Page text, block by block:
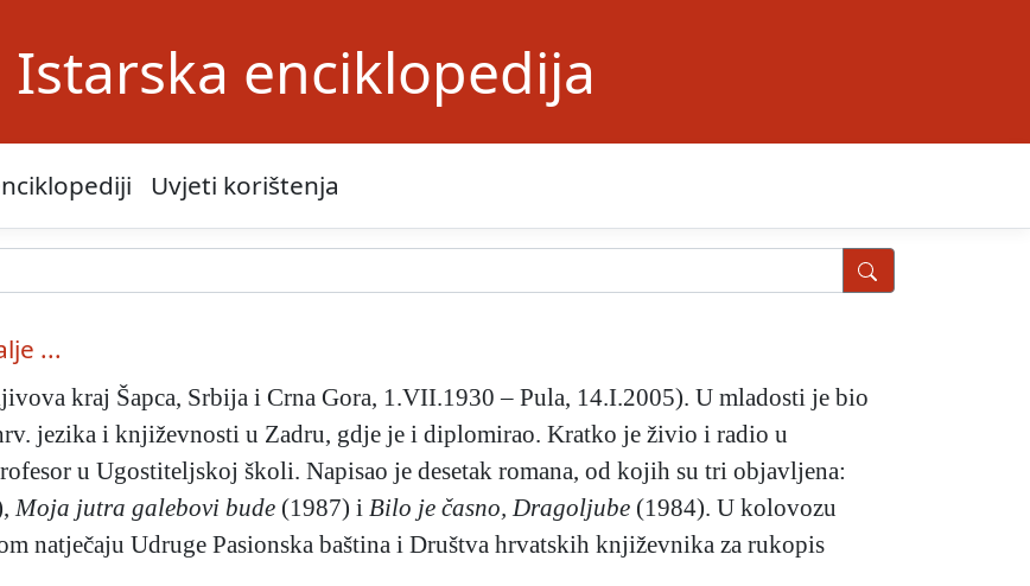
Istarska enciklopedija
Uvjeti korištenja
...
kraj Šapca, Srbija i Crna Gora, 1.VII.1930 – Pula, 14.I.2005). U mladosti je bio
jezika i književnosti u Zadru, gdje je i diplomirao. Kratko je živio i radio u
u Ugostiteljskoj školi. Napisao je desetak romana, od kojih su tri objavljena:
Moja jutra galebovi bude (1987) i Bilo je časno, Dragoljube (1984). U kolovozu
natječaju Udruge Pasionska baština i Društva hrvatskih književnika za rukopis